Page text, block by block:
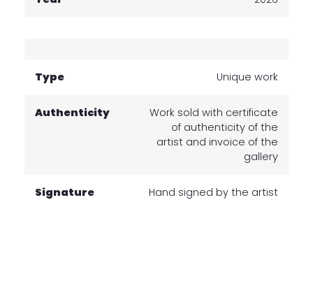
Type Unique work
Authenticity
Work sold with certificate
of authenticity of the
artist and invoice of the
gallery
Signature Hand signed by the artist